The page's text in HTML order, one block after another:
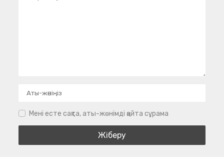
Мені есте сақта, аты-жөнімді қайта сұрама